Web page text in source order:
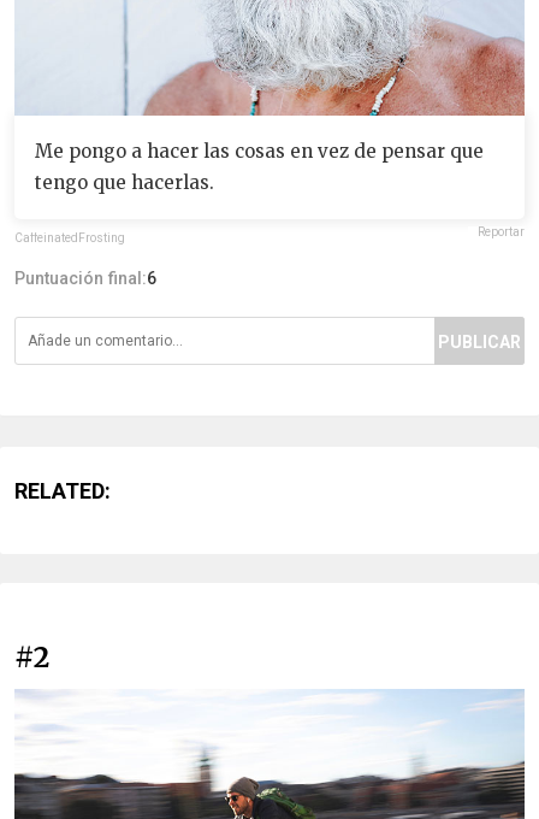
Me pongo a hacer las cosas en vez de pensar que
tengo que hacerlas.
CaffeinatedFrosting Reportar
Puntuación final:6
PUBLICAR
RELATED:
#2